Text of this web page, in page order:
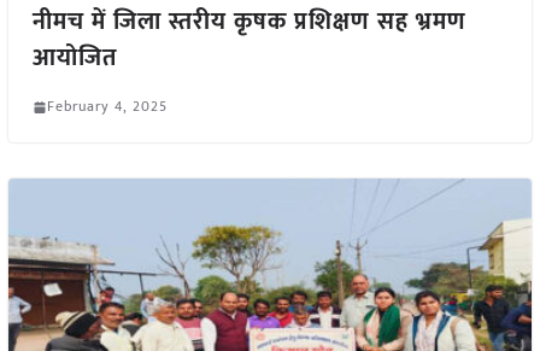
नीमच में जिला स्तरीय कृषक प्रशिक्षण सह भ्रमण
आयोजित
February 4, 2025